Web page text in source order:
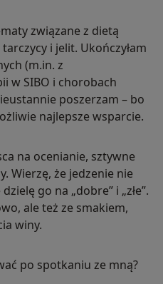
związane z dietą
i jelit. Ukończyłam
(m.in. z
w SIBO i chorobach
poszerzam – bo
najlepsze wsparcie.
na ocenianie, sztywne
Wierzę, że jedzenie nie
go na „dobre” i „złe”.
ale też ze smakiem,
winy.
po spotkaniu ze mną?